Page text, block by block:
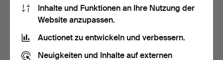
LARS TUNEBO.
Mischtechnik, The Artist,
sig…
7 Gebote
85 USD
LARS TUNEBO.
484 USD
Inhalte und Funktionen an Ihre Nutzung der
Website anzupassen.
Auctionet zu entwickeln und verbessern.
Neuigkeiten und Inhalte auf externen